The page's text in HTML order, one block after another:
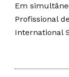
Em
Profissional
International